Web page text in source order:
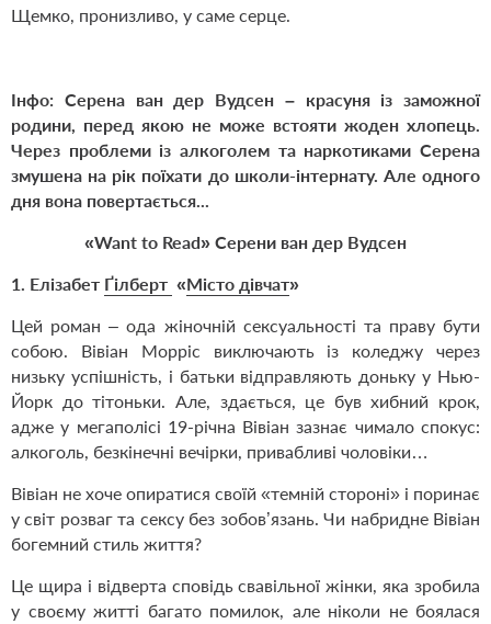
Щемко, пронизливо, у саме серце.
Інфо: Серена ван дер Вудсен – красуня із заможної
родини, перед якою не може встояти жоден хлопець.
Через проблеми із алкоголем та наркотиками Серена
змушена на рік поїхати до школи-інтернату. Але одного
дня вона повертається...
«Want to Read» Серени ван дер Вудсен
1. Елізабет Ґілберт «Місто дівчат»
Цей роман – ода жіночній сексуальності та праву бути
собою. Вівіан Морріс виключають із коледжу через
низьку успішність, і батьки відправляють доньку у Нью-
Йорк до тітоньки. Але, здається, це був хибний крок,
адже у мегаполісі 19-річна Вівіан зазнає чимало спокус:
алкоголь, безкінечні вечірки, привабливі чоловіки…
Вівіан не хоче опиратися своїй «темній стороні» і поринає
у світ розваг та сексу без зобов’язань. Чи набридне Вівіан
богемний стиль життя?
Це щира і відверта сповідь свавільної жінки, яка зробила
у своєму житті багато помилок, але ніколи не боялася